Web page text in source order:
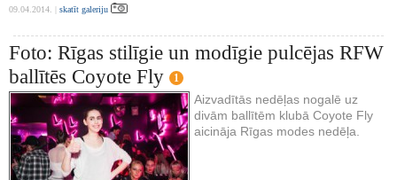
09.04.2014. | skatīt galeriju
Foto: Rīgas stilīgie un modīgie pulcējas RFW
ballītēs Coyote Fly
1
Aizvadītās nedēļas nogalē uz
divām ballītēm klubā Coyote Fly
aicināja Rīgas modes nedēļa.